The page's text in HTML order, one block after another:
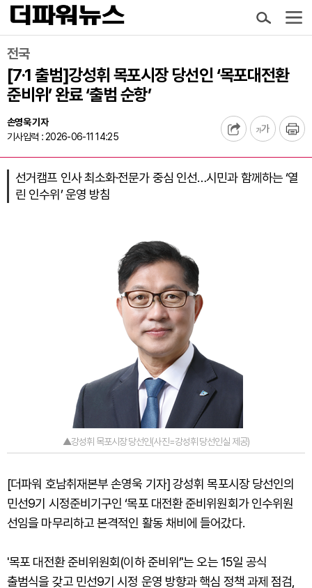
전국
[7·1 출범]강성휘 목포시장 당선인 ‘목포대전환
준비위’ 완료 ‘출범 순항’
손영욱 기자
기사입력 : 2026-06-11 14:25
선거캠프 인사 최소화·전문가 중심 인선…시민과 함께하는 ‘열
린 인수위’ 운영 방침
▲강성휘 목포시장 당선인(사진=강성휘 당선인실 제공)
[더파워 호남취재본부 손영욱 기자] 강성휘 목포시장 당선인의
민선9기 시정준비기구인 ‘목포 대전환 준비위원회가 인수위원
선임을 마무리하고 본격적인 활동 채비에 들어갔다.
'목포 대전환 준비위원회(이하 준비위’'는 오는 15일 공식
출범식을 갖고 민선9기 시정 운영 방향과 핵심 정책 과제 점검,